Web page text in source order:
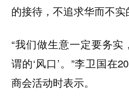
的接待，不追求华而不实
“我们做生意一定要务实
谓的‘风口’。”李卫国在
商会活动时表示。